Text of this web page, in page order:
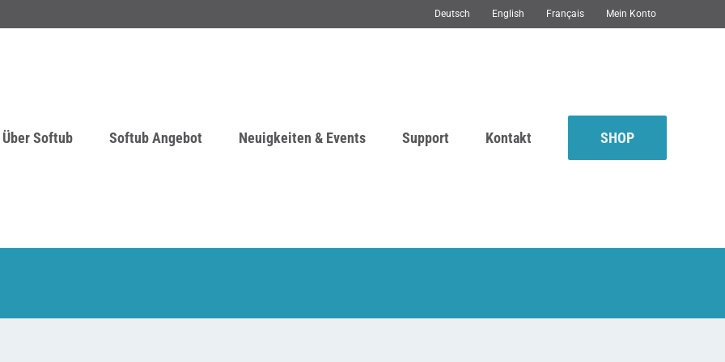
Deutsch English Français Mein Konto
Über Softub Softub Angebot Neuigkeiten & Events Support Kontakt SHOP